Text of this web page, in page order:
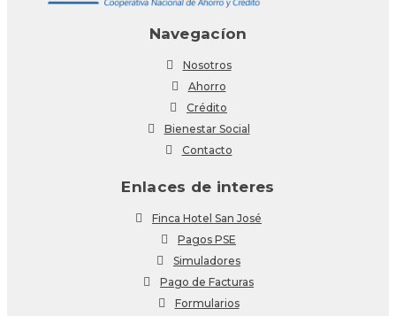
Navegacíon
Nosotros
Ahorro
Crédito
Bienestar Social
Contacto
Enlaces de interes
Finca Hotel San José
Pagos PSE
Simuladores
Pago de Facturas
Formularios